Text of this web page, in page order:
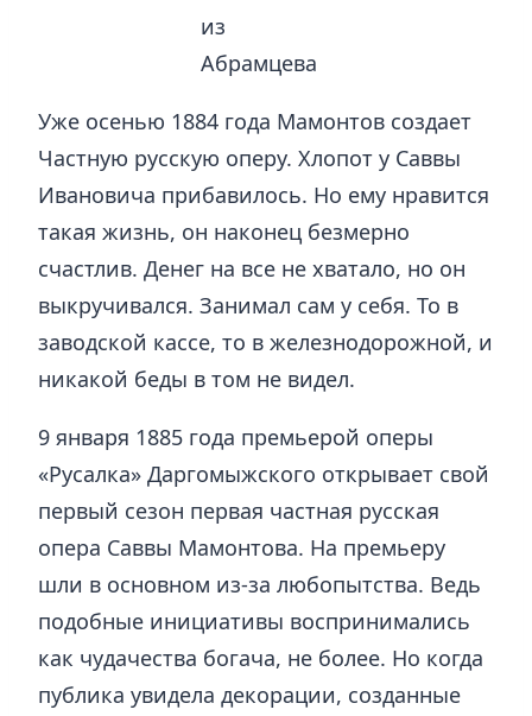
из
Абрамцева
Уже осенью 1884 года Мамонтов создает
Частную русскую оперу. Хлопот у Саввы
Ивановича прибавилось. Но ему нравится
такая жизнь, он наконец безмерно
счастлив. Денег на все не хватало, но он
выкручивался. Занимал сам у себя. То в
заводской кассе, то в железнодорожной, и
никакой беды в том не видел.
9 января 1885 года премьерой оперы
«Русалка» Даргомыжского открывает свой
первый сезон первая частная русская
опера Саввы Мамонтова. На премьеру
шли в основном из-за любопытства. Ведь
подобные инициативы воспринимались
как чудачества богача, не более. Но когда
публика увидела декорации, созданные